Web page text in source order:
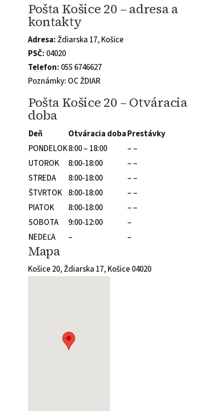
Pošta Košice 20 – adresa a
kontakty
Adresa:Ždiarska 17, Košice
PSČ: 04020
Telefon: 055 6746627
Poznámky: OC ŽDIAR
Pošta Košice 20 – Otváracia
doba
Deň Otváracia dobaPrestávky
PONDELOK8:00 – 18:00
– –
UTOROK
8:00-18:00
– –
STREDA
8:00-18:00
– –
ŠTVRTOK 8:00-18:00
– –
PIATOK
8:00-18:00
– –
SOBOTA
9:00-12:00
–
NEDEĽA
– –
Mapa
Košice 20, Ždiarska 17, Košice 04020